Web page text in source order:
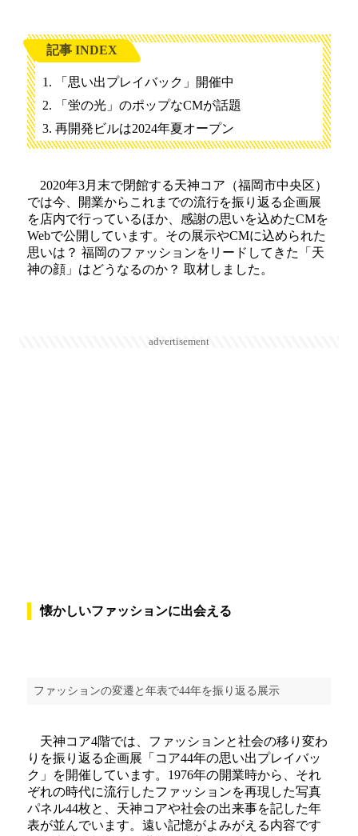
記事 INDEX
「思い出プレイバック」開催中
「蛍の光」のポップなCMが話題
再開発ビルは2024年夏オープン
2020年3月末で閉館する天神コア（福岡市中央区）
では今、開業からこれまでの流行を振り返る企画展
を店内で行っているほか、感謝の思いを込めたCMを
Webで公開しています。その展示やCMに込められた
思いは？ 福岡のファッションをリードしてきた「天
神の顔」はどうなるのか？ 取材しました。
advertisement
懐かしいファッションに出会える
ファッションの変遷と年表で44年を振り返る展示
天神コア4階では、ファッションと社会の移り変わ
りを振り返る企画展「コア44年の思い出プレイバッ
ク」を開催しています。1976年の開業時から、それ
ぞれの時代に流行したファッションを再現した写真
パネル44枚と、天神コアや社会の出来事を記した年
表が並んでいます。遠い記憶がよみがえる内容です